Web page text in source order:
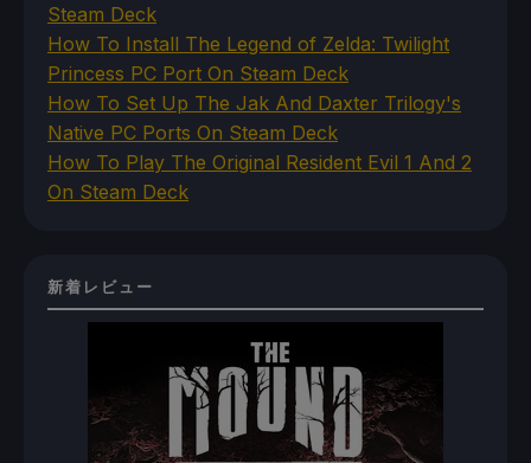
Steam Deck
How To Install The Legend of Zelda: Twilight
Princess PC Port On Steam Deck
How To Set Up The Jak And Daxter Trilogy's
Native PC Ports On Steam Deck
How To Play The Original Resident Evil 1 And 2
On Steam Deck
新着レビュー